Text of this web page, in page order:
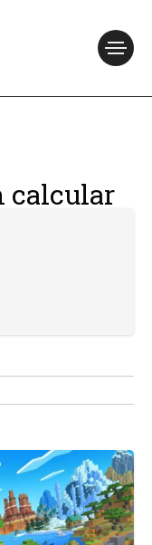
calcular